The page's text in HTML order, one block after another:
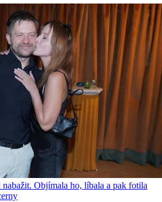
nabažit. Objímala ho, líbala a pak fotila